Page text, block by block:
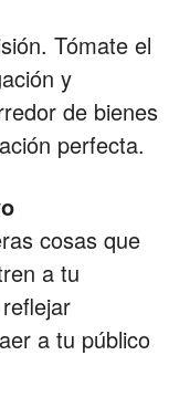
Tómate el
y
de bienes
perfecta.
cosas que
a tu
a tu público